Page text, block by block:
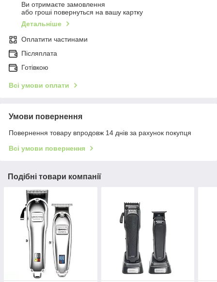
Ви отримаєте замовлення
або гроші повернуться на вашу картку
Детальніше
Оплатити частинами
Післяплата
Готівкою
Всі умови оплати
Умови повернення
Повернення товару впродовж 14 днів за рахунок покупця
Всі умови повернення
Подібні товари компанії